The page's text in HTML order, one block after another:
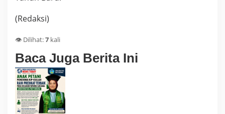
(Redaksi)
👁️ Dilihat:7 kali
Baca Juga Berita Ini